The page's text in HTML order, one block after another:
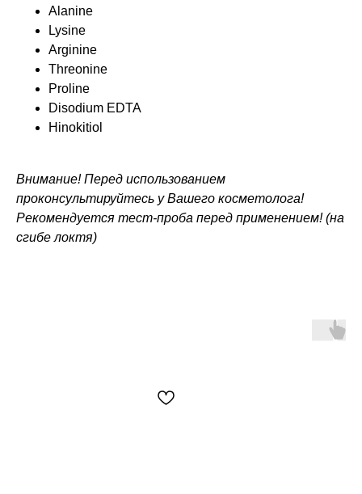
Alanine
Lysine
Arginine
Threonine
Proline
Disodium EDTA
Hinokitiol
Внимание! Перед использованием
проконсультируйтесь у Вашего косметолога!
Рекомендуется тест-проба перед применением! (на
сгибе локтя)